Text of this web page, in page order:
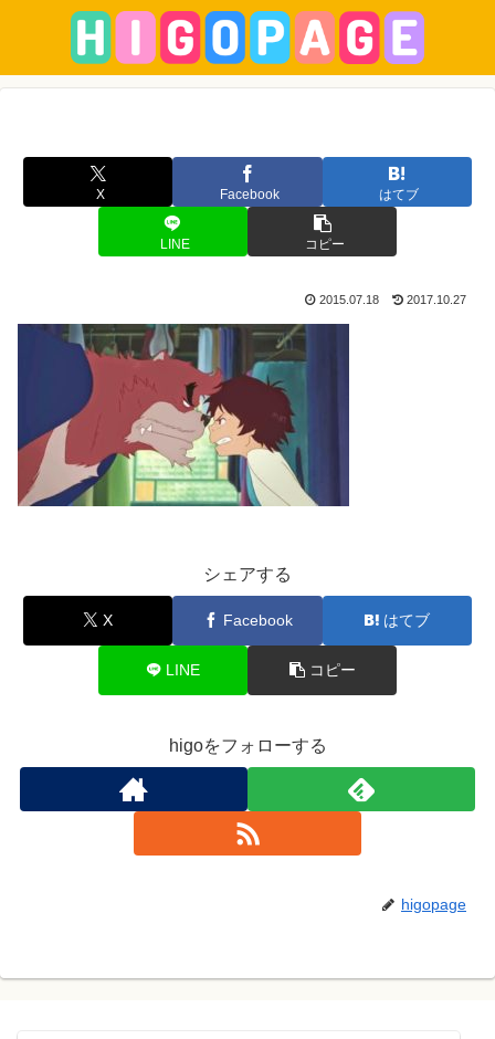
X Facebook はてブ
LINE コピー
2015.07.18 2017.10.27
シェアする
X Facebook はてブ
LINE コピー
higoをフォローする
higopage